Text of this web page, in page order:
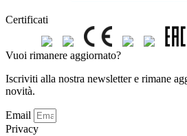
Certificati
Vuoi rimanere aggiornato?
Iscriviti alla nostra newsletter e rimane
novità.
Email
Privacy